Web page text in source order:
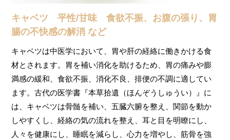
キャベツ 平性/甘味 食欲不振、お腹の張り、胃
腸の不快感の解消 など
キャベツは中医学において、胃や肝の経絡に働きかける食
材とされます。 胃を補い消化を助けるため、胃の痛みや膨
満感の緩和、食欲不振、消化不良、排便の不調に適してい
ます。古代の医学書『本草拾遺（ほんぞうしゅうい）』に
は、キャベツは骨髄を補い、五臓六腑を整え、関節を動か
しやすくし、経絡の気の流れを整え、耳と目を明瞭にし、
人々を健康にし、睡眠を減らし、心力を増やし、筋骨を強